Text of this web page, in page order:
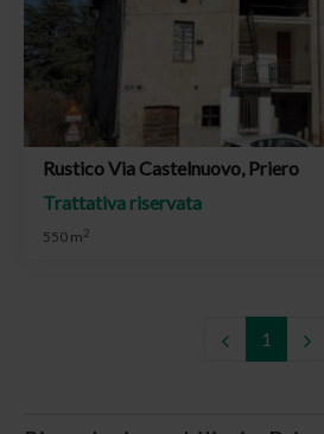
Rustico Via Castelnuovo, Priero
Trattativa riservata
550 m2
1